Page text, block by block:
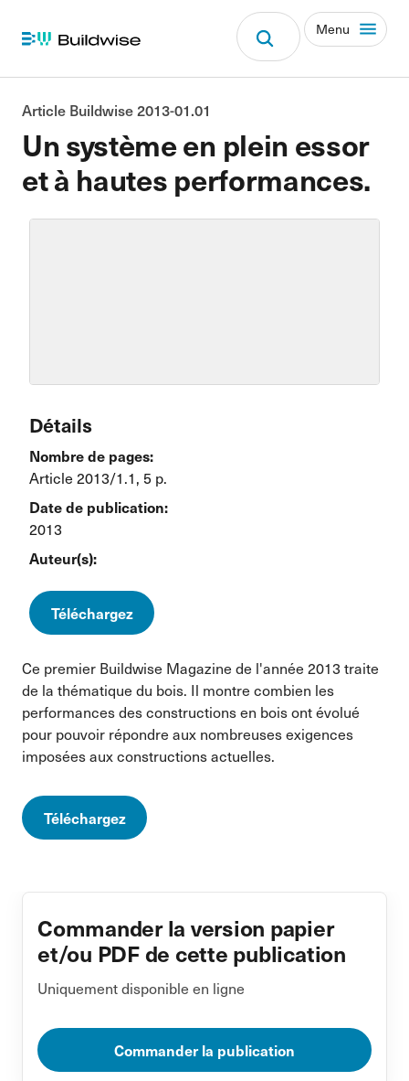
Menu
Un système en plein essor
et à hautes performances.
Article Buildwise 2013-01.01
Détails
Nombre de pages:
Article 2013/1.1, 5 p.
Date de publication:
2013
Auteur(s):
Téléchargez
Ce premier Buildwise Magazine de l'année 2013 traite
de la thématique du bois. Il montre combien les
performances des constructions en bois ont évolué
pour pouvoir répondre aux nombreuses exigences
imposées aux constructions actuelles.
Téléchargez
Commander la version papier
et/ou PDF de cette publication
Uniquement disponible en ligne
Commander la publication